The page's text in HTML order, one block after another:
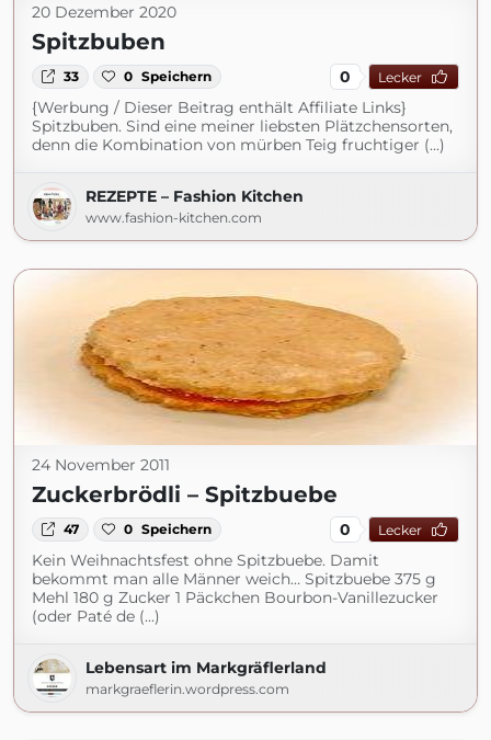
20 Dezember 2020
Spitzbuben
33 0 Speichern 0 Lecker
{Werbung / Dieser Beitrag enthält Affiliate Links}
Spitzbuben. Sind eine meiner liebsten Plätzchensorten,
denn die Kombination von mürben Teig fruchtiger (...)
REZEPTE – Fashion Kitchen
www.fashion-kitchen.com
24 November 2011
Zuckerbrödli – Spitzbuebe
47 0 Speichern 0 Lecker
Kein Weihnachtsfest ohne Spitzbuebe. Damit
bekommt man alle Männer weich… Spitzbuebe 375 g
Mehl 180 g Zucker 1 Päckchen Bourbon-Vanillezucker
(oder Paté de (...)
Lebensart im Markgräflerland
markgraeflerin.wordpress.com